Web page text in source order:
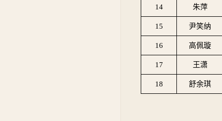
14 朱萍
15 尹笑纳
16 高佩璇
17 王潇
18 舒余琪